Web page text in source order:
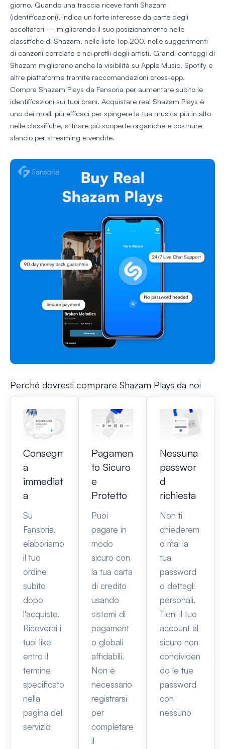
giorno. Quando una traccia riceve tanti Shazam
(identificazioni), indica un forte interesse da parte degli
ascoltatori — migliorando il suo posizionamento nelle
classifiche di Shazam, nelle liste Top 200, nelle suggerimenti
di canzoni correlate e nei profili degli artisti. Grandi conteggi di
Shazam migliorano anche la visibilità su Apple Music, Spotify e
altre piattaforme tramite raccomandazioni cross-app.
Compra Shazam Plays da Fansoria per aumentare subito le
identificazioni sui tuoi brani. Acquistare real Shazam Plays è
uno dei modi più efficaci per spingere la tua musica più in alto
nelle classifiche, attirare più scoperte organiche e costruire
slancio per streaming e vendite.
Perché dovresti comprare Shazam Plays da noi
Consegn
a
immediat
a
Su
Fansoria,
elaboriamo
il tuo
ordine
subito
dopo
l'acquisto.
Riceverai i
tuoi like
entro il
termine
specificato
nella
pagina del
servizio
Pagamen
to Sicuro
e
Protetto
Puoi
pagare in
modo
sicuro con
la tua carta
di credito
usando
sistemi di
pagament
o globali
affidabili.
Non è
necessario
registrarsi
per
completare
il
Nessuna
passwor
d
richiesta
Non ti
chiederem
o mai la
tua
password
o dettagli
personali.
Tieni il tuo
account al
sicuro non
condividen
do le tue
password
con
nessuno